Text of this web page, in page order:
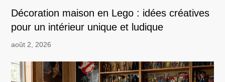
Décoration maison en Lego : idées créatives
pour un intérieur unique et ludique
août 2, 2026